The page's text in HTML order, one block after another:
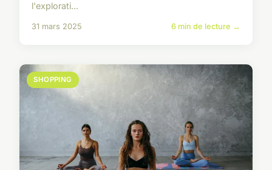
l'explorati...
31 mars 2025 6 min de lecture →
SHOPPING